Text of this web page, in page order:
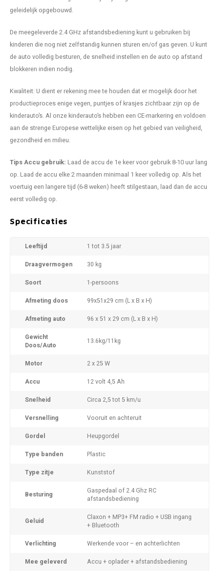
geleidelijk opgebouwd.
De meegeleverde 2.4 GHz afstandsbediening kunt u gebruiken bij
kinderen die nog niet zelfstandig kunnen sturen en/of gas geven. U kunt
de auto volledig besturen, de snelheid instellen en de auto op afstand
blokkeren indien nodig.
Kwaliteit: U dient er rekening mee te houden dat er mogelijk door het
productieproces enige vegen, puntjes of krasjes zichtbaar zijn op de
kinderauto’s. Al onze kinderauto’s hebben een CE-markering en voldoen
aan de strenge Europese wettelijke eisen op het gebied van veiligheid,
gezondheid en milieu.
Tips Accu gebruik: Laad de accu de 1e keer voor gebruik 8-10 uur lang
op. Laad de accu elke 2 maanden minimaal 1 keer volledig op. Als het
voertuig een langere tijd (6-8 weken) heeft stilgestaan, laad dan de accu
eerst volledig op.
Specificaties
Leeftijd 1 tot 3.5 jaar
Draagvermogen 30 kg
Soort 1-persoons
Afmeting doos 99x51x29 cm (L x B x H)
Afmeting auto 96 x 51 x 29 cm (L x B x H)
Gewicht
Doos/Auto
13.6kg/11kg
Motor 2 x 25 W
Accu 12 volt 4,5 Ah
Snelheid Circa 2,5 tot 5 km/u
Versnelling Vooruit en achteruit
Gordel Heupgordel
Type banden Plastic
Type zitje Kunststof
Besturing
Gaspedaal of 2.4 Ghz RC
afstandsbediening
Geluid
Claxon + MP3+ FM radio + USB ingang
+ Bluetooth
Verlichting Werkende voor – en achterlichten
Mee geleverd Accu + oplader + afstandsbediening